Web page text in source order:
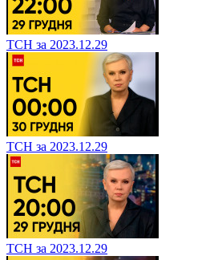
ТСН за 2023.12.29
ТСН за 2023.12.29
ТСН за 2023.12.29